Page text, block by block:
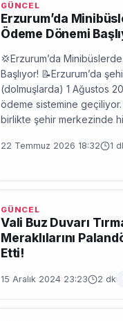
GÜNCEL
Erzurum’da
Ödeme Dönemi
💢Erzurum’da
Başlıyor! 📝Erzurum’da
(dolmuşlarda) 1 Ağustos
ödeme sistemine
birlikte şehir merkezinde
22 Temmuz 2026 18:32 1
GÜNCEL
Vali Buz Duvarı
Meraklılarını
Etti!
15 Aralık 2024 23:23 2 dk